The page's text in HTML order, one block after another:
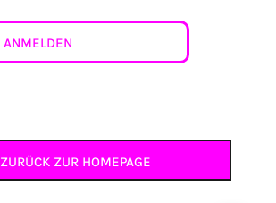
ANMELDEN
ZURÜCK ZUR HOMEPAGE